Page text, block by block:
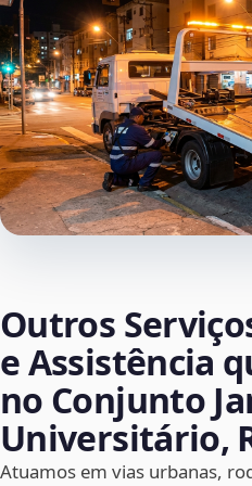
Outros
e Assistência
no Conjunto
Universitário,
Atuamos em vias urbanas,